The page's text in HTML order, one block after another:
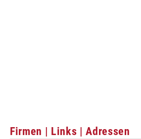
Firmen | Links | Adressen